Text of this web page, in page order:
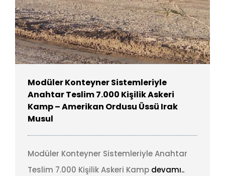
Modüler Konteyner Sistemleriyle
Anahtar Teslim 7.000 Kişilik Askeri
Kamp – Amerikan Ordusu Üssü Irak
Musul
Modüler Konteyner Sistemleriyle Anahtar
Teslim 7.000 Kişilik Askeri Kamp devamı..